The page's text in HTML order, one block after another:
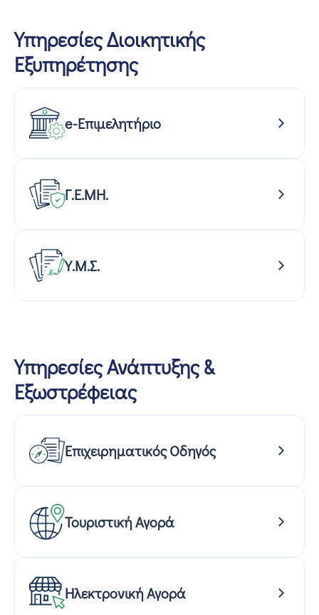
Υπηρεσίες Διοικητικής
Εξυπηρέτησης
e-Επιμελητήριο
Γ.Ε.ΜΗ.
Υ.Μ.Σ.
Υπηρεσίες Ανάπτυξης &
Εξωστρέφειας
Επιχειρηματικός Οδηγός
Τουριστική Αγορά
Ηλεκτρονική Αγορά